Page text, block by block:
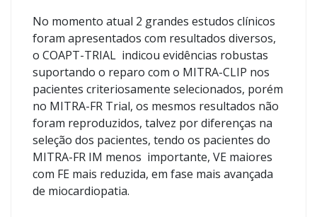
No momento atual 2 grandes estudos clínicos
foram apresentados com resultados diversos,
o COAPT-TRIAL indicou evidências robustas
suportando o reparo com o MITRA-CLIP nos
pacientes criteriosamente selecionados, porém
no MITRA-FR Trial, os mesmos resultados não
foram reproduzidos, talvez por diferenças na
seleção dos pacientes, tendo os pacientes do
MITRA-FR IM menos importante, VE maiores
com FE mais reduzida, em fase mais avançada
de miocardiopatia.